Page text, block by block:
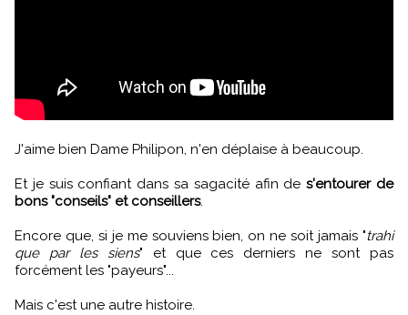
J'aime bien Dame Philipon, n'en déplaise à beaucoup.
Et je suis confiant dans sa sagacité afin des'entourer de
bons "conseils" et conseillers.
Encore que, si je me souviens bien, on ne soit jamais "trahi
que par les siens" et que ces derniers ne sont pas
forcément les "payeurs"...
Mais c'est une autre histoire.